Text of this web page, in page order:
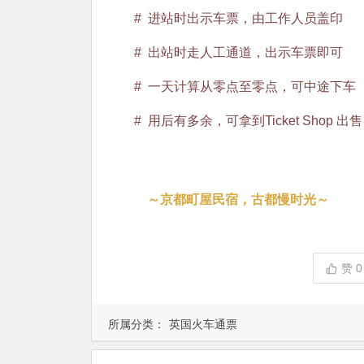
所属分类： 英国火车通票
# 进站时出示车票，由工作人员盖印
# 出站时走人工通道，出示车票即可
# 一天计算从零点至零点，可中途下车
# 用后有多余，可拿到Ticket Shop 出售
～京都町屋民宿，古都慢时光～
赞 0